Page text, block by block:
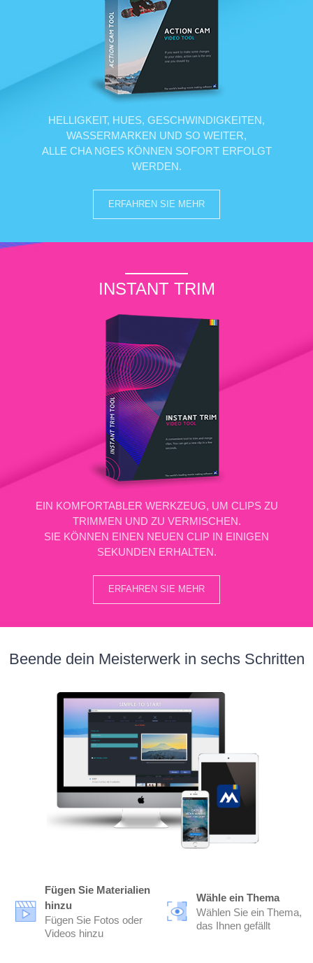
HELLIGKEIT, HUES, GESCHWINDIGKEITEN,
WASSERMARKEN UND SO WEITER,
ALLE CHA NGES KÖNNEN SOFORT ERFOLGT
WERDEN.
ERFAHREN SIE MEHR
INSTANT TRIM
EIN KOMFORTABLER WERKZEUG, UM CLIPS ZU
TRIMMEN UND ZU VERMISCHEN.
SIE KÖNNEN EINEN NEUEN CLIP IN EINIGEN
SEKUNDEN ERHALTEN.
ERFAHREN SIE MEHR
Beende dein Meisterwerk in sechs Schritten
Fügen Sie Materialien
hinzu
Fügen Sie Fotos oder
Videos hinzu
Wähle ein Thema
Wählen Sie ein Thema,
das Ihnen gefällt